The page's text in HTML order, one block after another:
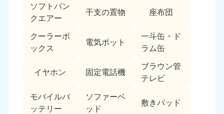
ソフトバン
クエアー
干支の置物 座布団
クーラーボ
ックス
電気ポット
一斗缶・ド
ラム缶
イヤホン 固定電話機
ブラウン管
テレビ
モバイルバ
ッテリー
ソファーベ
ッド
敷きパッド
大分県
050-1880-9893
9:00〜19:00 年中無休
050-1880-9890
9:00〜19:00 年中無休
050-1880-9892
沖縄県
050-1880-9887